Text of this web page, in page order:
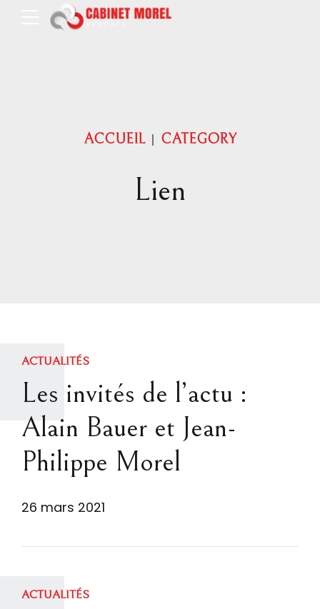
ACCUEIL CATEGORY
Lien
ACTUALITÉS
Les invités de l’actu :
Alain Bauer et Jean-
Philippe Morel
26 mars 2021
ACTUALITÉS